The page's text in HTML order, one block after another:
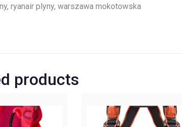
ryanair plyny, warszawa mokotowska
products